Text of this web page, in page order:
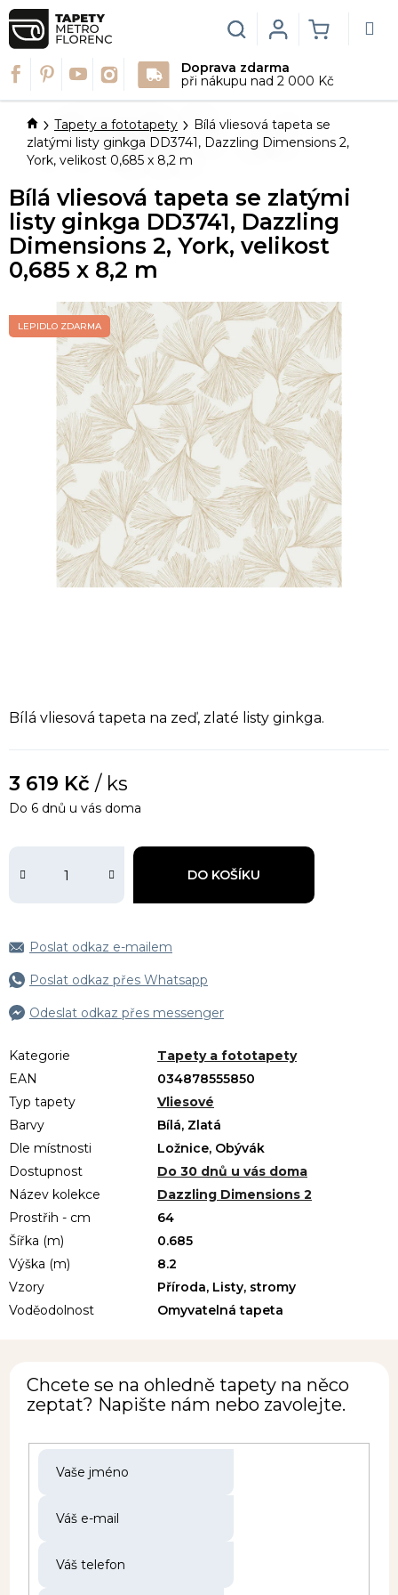
Přejít
na
obsah
Doprava zdarma
při nákupu nad 2 000 Kč
Hledat
KOŠÍK
Login
DomůTapety a fototapety
Bílá vliesová tapeta se
zlatými listy ginkga DD3741, Dazzling Dimensions 2,
York, velikost 0,685 x 8,2 m
Bílá vliesová tapeta na zeď, zlaté listy ginkga.
3 619 Kč / ks
DO KOŠÍKU
Do 6 dnů u vás doma
Poslat odkaz e-mailem
Poslat odkaz přes Whatsapp
Odeslat odkaz přes messenger
Kategorie
Tapety a fototapety
EAN
034878555850
Typ tapety
Vliesové
Barvy
Bílá, Zlatá
Dle místnosti
Ložnice, Obývák
Dostupnost
Do 30 dnů u vás doma
Název kolekce
Dazzling Dimensions 2
Prostřih - cm
64
Šířka (m)
0.685
Výška (m)
8.2
Vzory
Příroda, Listy, stromy
Voděodolnost
Omyvatelná tapeta
Bílá vliesová tapeta se zlatými
listy ginkga DD3741, Dazzling
Dimensions 2, York, velikost
0,685 x 8,2 m
LEPIDLO ZDARMA
Chcete se na ohledně tapety na něco
zeptat? Napište nám nebo zavolejte.